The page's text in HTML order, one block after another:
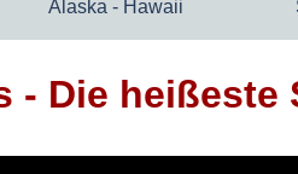
Alaska - Hawaii
- Die